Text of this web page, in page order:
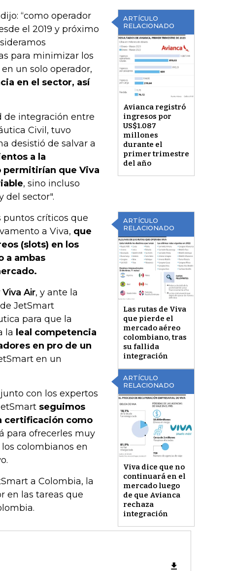
ARTÍCULO
RELACIONADO
Avianca registró
ingresos por
US$1.087
millones
durante el
primer trimestre
del año
“como operador
el 2019 y próximo
para minimizar los
un solo operador,
en el sector, así
de integración entre
Civil, tuvo
desistió de salvar a
a la
permitirían que Viva
, sino incluso
del sector".
ARTÍCULO
RELACIONADO
Las rutas de Viva
que pierde el
mercado aéreo
colombiano, tras
su fallida
integración
puntos críticos que
a Viva, que
(slots) en los
a ambas
ARTÍCULO
RELACIONADO
Viva dice que no
continuará en el
mercado luego
de que Avianca
rechaza
integración
Air, y ante la
JetSmart
para que la
la leal competencia
en pro de un
en un
con los expertos
seguimos
certificación como
para ofrecerles muy
colombianos en
a Colombia, la
en las tareas que